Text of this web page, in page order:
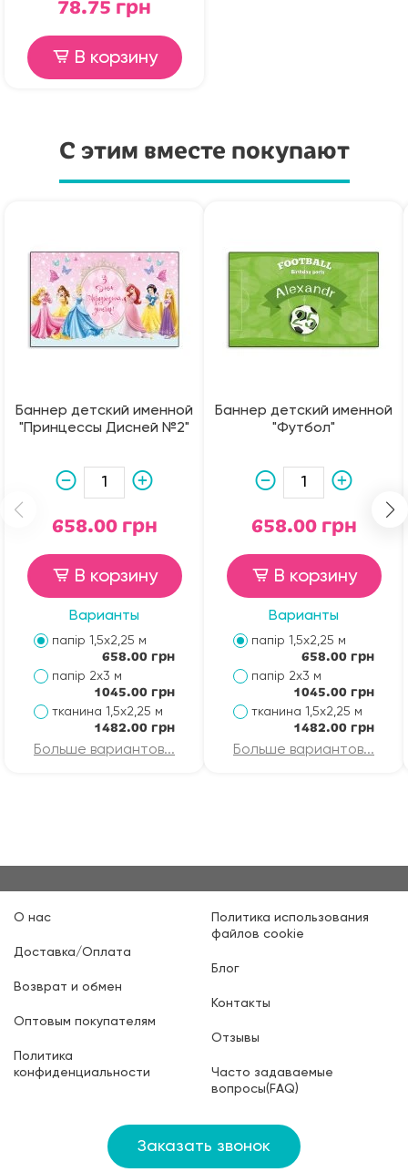
78.75 грн
В корзину
С этим вместе покупают
Баннер детский именной
"Принцессы Дисней №2"
658.00 грн
В корзину
Варианты
папір 1,5х2,25 м
658.00 грн
папір 2х3 м
1045.00 грн
тканина 1,5х2,25 м
1482.00 грн
Больше вариантов...
Баннер детский именной
"Футбол"
658.00 грн
В корзину
Варианты
папір 1,5х2,25 м
658.00 грн
папір 2х3 м
1045.00 грн
тканина 1,5х2,25 м
1482.00 грн
Больше вариантов...
О нас
Доставка/Оплата
Возврат и обмен
Оптовым покупателям
Политика
конфиденциальности
Политика использования
файлов cookie
Блог
Контакты
Отзывы
Часто задаваемые
вопросы(FAQ)
Заказать звонок